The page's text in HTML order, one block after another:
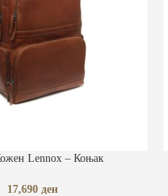
Lennox – Коњак
17,690 ден